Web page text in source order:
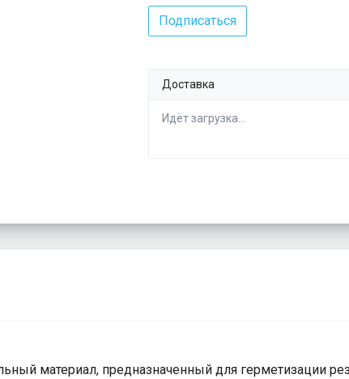
Подписаться
Доставка
Идёт загрузка...
материал, предназначенный для герметизации